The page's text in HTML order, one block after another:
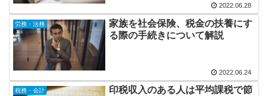
2022.06.28
労務・法務
家族を社会保険、税金の扶養にす
る際の手続きについて解説
2022.06.24
税務・会計
印税収入のある人は平均課税で節